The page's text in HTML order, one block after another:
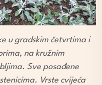
u gradskim četvrtima i
na kružnim
Sve posađene
Vrste cvijeća